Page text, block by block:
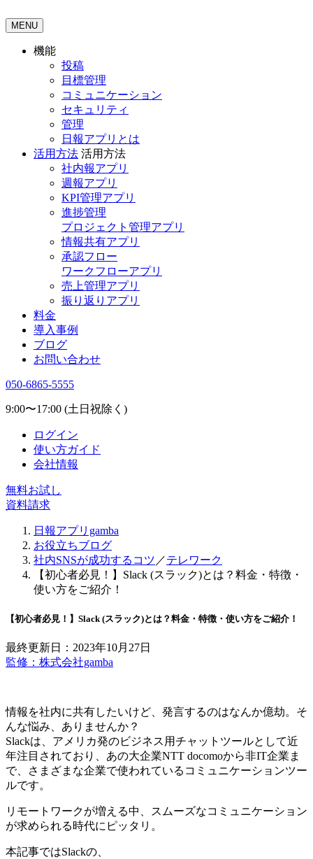
MENU
機能
投稿
目標管理
コミュニケーション
セキュリティ
管理
日報アプリとは
活用方法 活用方法
社内報アプリ
週報アプリ
KPI管理アプリ
進捗管理
プロジェクト管理アプリ
情報共有アプリ
承認フロー
ワークフローアプリ
売上管理アプリ
振り返りアプリ
料金
導入事例
ブログ
お問い合わせ
050-6865-5555
9:00〜17:00 (土日祝除く)
ログイン
使い方ガイド
会社情報
無料お試し
資料請求
日報アプリgamba
お役立ちブログ
社内SNSが成功するコツ ／テレワーク
【初心者必見！】Slack (スラック)とは？料金・特徴・
使い方をご紹介！
【初心者必見！】Slack (スラック)とは？料金・特徴・使い方をご紹介！
最終更新日：2023年10月27日
監修：株式会社gamba
情報を社内に共有したいけど、発言するのはなんか億劫。そ
んな悩み、ありませんか？
Slackは、アメリカ発のビジネス用チャットツールとして近
年注目されており、あの大企業NTT docomoから非IT企業ま
で、さまざまな企業で使われているコミュニケーションツー
ルです。
リモートワークが増える中、スムーズなコミュニケーション
が求められる時代にピッタリ。
本記事ではSlackの、